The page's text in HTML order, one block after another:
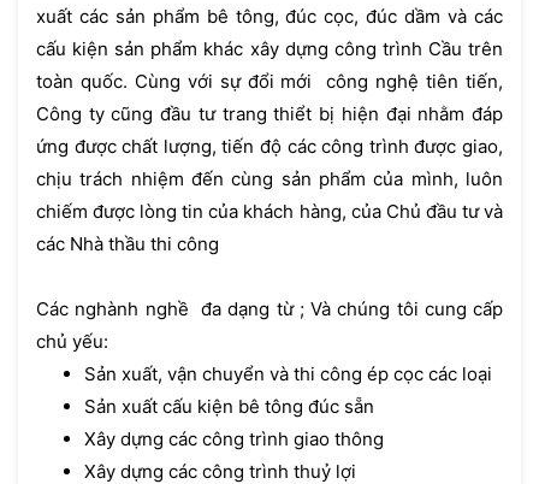
xuất các sản phẩm bê tông, đúc cọc, đúc dầm và các
cấu kiện sản phẩm khác xây dựng công trình Cầu trên
toàn quốc. Cùng với sự đổi mới công nghệ tiên tiến,
Công ty cũng đầu tư trang thiểt bị hiện đại nhằm đáp
ứng được chất lượng, tiến độ các công trình được giao,
chịu trách nhiệm đến cùng sản phẩm của mình, luôn
chiếm được lòng tin của khách hàng, của Chủ đầu tư và
các Nhà thầu thi công
Các nghành nghề đa dạng từ ; Và chúng tôi cung cấp
chủ yếu:
Sản xuất, vận chuyển và thi công ép cọc các loại
Sản xuất cấu kiện bê tông đúc sẵn
Xây dựng các công trình giao thông
Xây dựng các công trình thuỷ lợi